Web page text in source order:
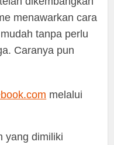
menawarkan cara
tanpa perlu
Caranya pun
melalui
yang dimiliki